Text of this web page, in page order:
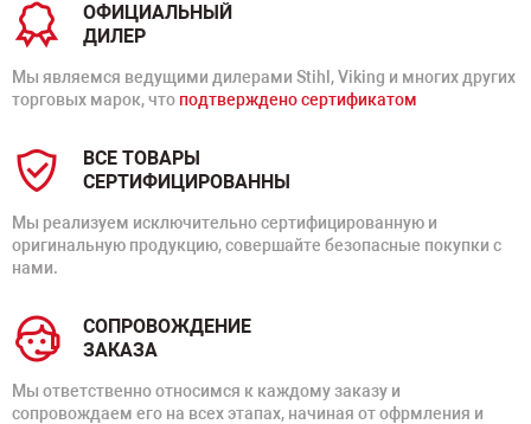
ОФИЦИАЛЬНЫЙ
ДИЛЕР
Мы являемся ведущими дилерами Stihl, Viking и многих других
торговых марок, что подтверждено сертификатом
ВСЕ ТОВАРЫ
СЕРТИФИЦИРОВАННЫ
Мы реализуем исключительно сертифицированную и
оригинальную продукцию, совершайте безопасные покупки с
нами.
СОПРОВОЖДЕНИЕ
ЗАКАЗА
Мы ответственно относимся к каждому заказу и
сопровождаем его на всех этапах, начиная от офрмления и